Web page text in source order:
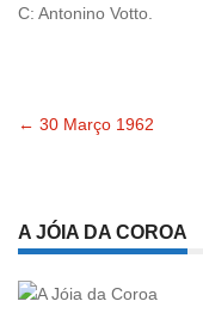
C: Antonino Votto.
← 30 Março 1962
A JÓIA DA COROA